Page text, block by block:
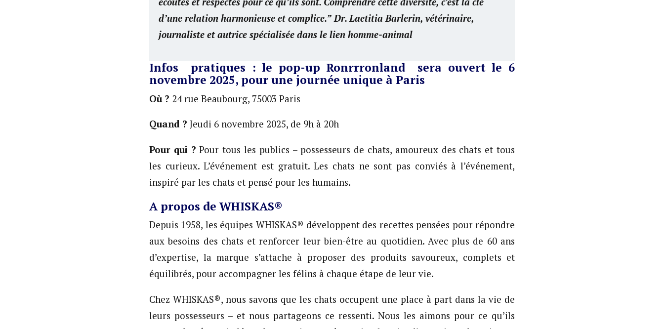
d’une relation harmonieuse et complice.” Dr. Laetitia Barlerin, vétérinaire,
journaliste et autrice spécialisée dans le lien homme-animal
Infos pratiques : le pop-up Ronrrronland sera ouvert le 6
novembre 2025, pour une journée unique à Paris
Où ? 24 rue Beaubourg, 75003 Paris
Quand ? Jeudi 6 novembre 2025, de 9h à 20h
Pour qui ? Pour tous les publics – possesseurs de chats, amoureux des chats et tous
les curieux. L’événement est gratuit. Les chats ne sont pas conviés à l’événement,
inspiré par les chats et pensé pour les humains.
A propos de WHISKAS®
Depuis 1958, les équipes WHISKAS® développent des recettes pensées pour répondre
aux besoins des chats et renforcer leur bien-être au quotidien. Avec plus de 60 ans
d’expertise, la marque s’attache à proposer des produits savoureux, complets et
équilibrés, pour accompagner les félins à chaque étape de leur vie.
Chez WHISKAS®, nous savons que les chats occupent une place à part dans la vie de
leurs possesseurs – et nous partageons ce ressenti. Nous les aimons pour ce qu’ils